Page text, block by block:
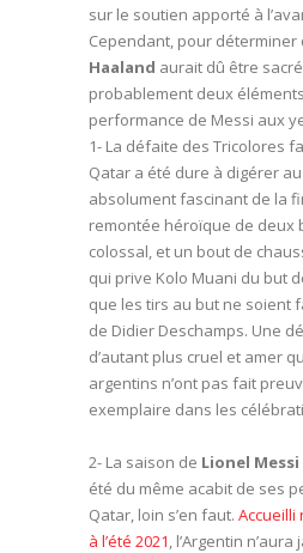
sur le soutien apporté à
Cependant, pour déterminer
Haaland aurait dû être
probablement deux
performance de Messi aux
1- La défaite des Tricolores
Qatar a été dure à digérer
absolument fascinant de la
remontée héroïque de deux
colossal, et un bout de
qui prive Kolo Muani du but
que les tirs au but ne soient
de Didier Deschamps. Une
d’autant plus cruel et amer
argentins n’ont pas fait
exemplaire dans les
2- La saison de Lionel Messi
été du même acabit de ses
Qatar, loin s’en faut. Accueilli
à l’été 2021, l’Argentin